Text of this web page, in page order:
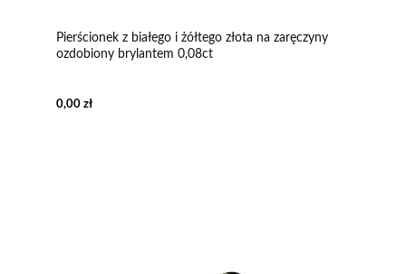
Pierścionek z białego i żółtego złota na zaręczyny
ozdobiony brylantem 0,08ct
0,00 zł